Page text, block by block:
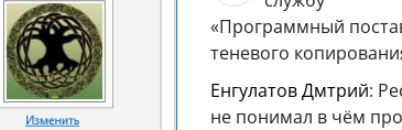
«Программный
теневого
Енгулатов Дмтрий:
не понимал в чём